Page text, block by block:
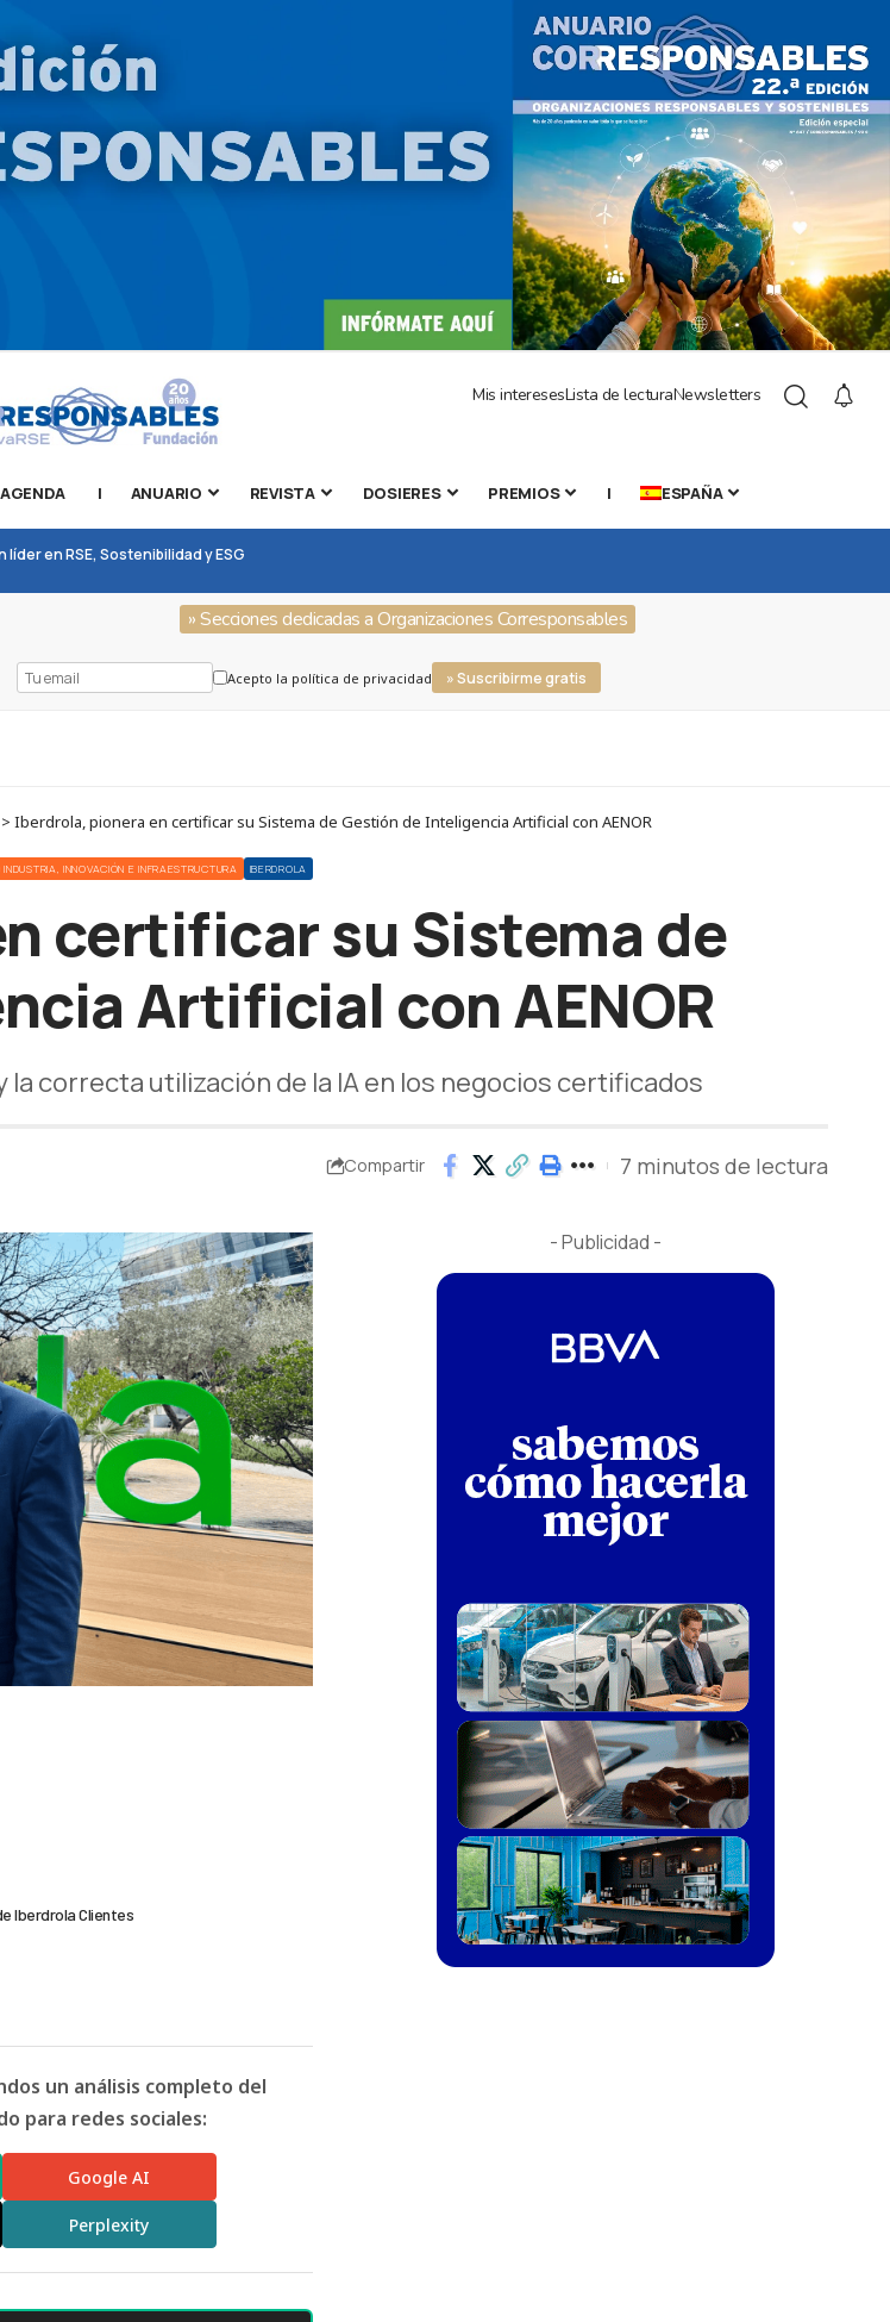
Mis interesesLista de lecturaNewsletters
AGENDA | ANUARIO REVISTA DOSIERES PREMIOS | ESPAÑA
en RSE, Sostenibilidad y ESG
» Secciones dedicadas a Organizaciones Corresponsables
Acepto la política de privacidad » Suscribirme gratis
pionera en certificar su Sistema de Gestión de Inteligencia Artificial con AENOR
INNOVACIÓN E INFRAESTRUCTURA IBERDROLA
certificar su Sistema de
Artificial con AENOR
correcta utilización de la IA en los negocios certificados
Compartir 7 minutos de lectura
Iberdrola Clientes
un análisis completo del
para redes sociales:
Google AI
Perplexity
- Publicidad -